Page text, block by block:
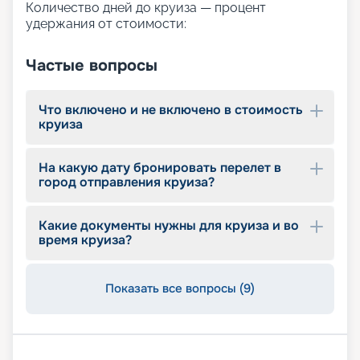
Путешествие с «Круиз.онлайн»
Лайнер Vision of the Seas совершает круизы
безупречным сервисом, но и посетить
живописные города во время путешествия. На
расписание и обзор маршрутов, схему
размещения, план палуб, описание и фото кают,
подходящий тур, можно в режиме онлайн.
Количество дней до круиза — процент
удержания от стоимости:
Частые вопросы
Что включено и не включено в стоимость
круиза
На какую дату бронировать перелет в
город отправления круиза?
Какие документы нужны для круиза и во
время круиза?
Показать все вопросы (9)